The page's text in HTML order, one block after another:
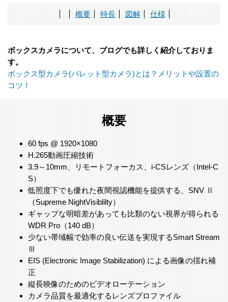
概要 特長 図解 仕様
ボックスカメラについて、ブログでも詳しく紹介しておりま
す。
ボックス型カメラ(バレット型カメラ)とは？メリットや設置の
コツ！
概要
60 fps @ 1920×1080
H.265動画圧縮技術
3.9～10mm、リモートフォーカス、i-CSレンズ（Intel-C
S）
低照度下でも優れた夜間視認機能を提供する、SNV Ⅱ
（Supreme NightVisiblilty）
ギャップな明暗差があっても比類のない視界が得られる
WDR Pro（140 dB）
少ない帯域幅で効率の良い伝送を実現するSmart Stream
Ⅲ
EIS (Electronic Image Stabilization) による画像の揺れ補
正
縦長映像のためのビデオローテーション
カメラ品質を最適化するレンズプロファイル